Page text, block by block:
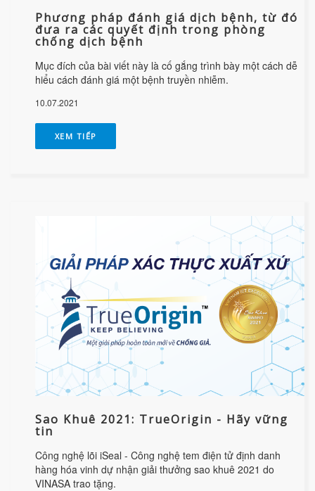
Phương pháp đánh giá dịch bệnh, từ đó
đưa ra các quyết định trong phòng
chống dịch bệnh
Mục đích của bài viết này là cố gắng trình bày một cách dễ
hiểu cách đánh giá một bệnh truyền nhiễm.
10.07.2021
XEM TIẾP
Sao Khuê 2021: TrueOrigin - Hãy vững
tin
Công nghệ lõi iSeal - Công nghệ tem điện tử định danh
hàng hóa vinh dự nhận giải thưởng sao khuê 2021 do
VINASA trao tặng.